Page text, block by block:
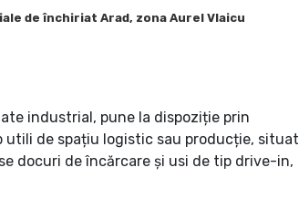
de închiriat Arad, zona Aurel Vlaicu
industrial, pune la dispoziție prin
utili de spațiu logistic sau producție, situat
docuri de încărcare și usi de tip drive-in,